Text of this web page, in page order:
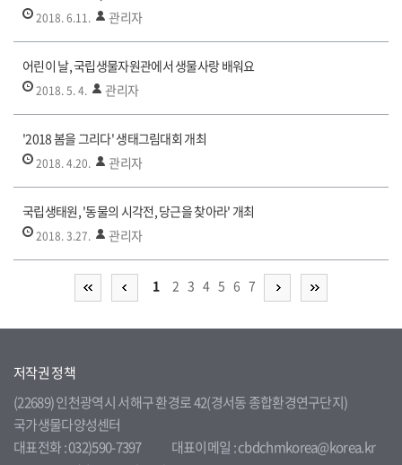
2018. 6.11. 관리자
어린이 날, 국립생물자원관에서 생물사랑 배워요
2018. 5. 4. 관리자
'2018 봄을 그리다' 생태그림대회 개최
2018. 4.20. 관리자
국립생태원, '동물의 시각전, 당근을 찾아라' 개최
2018. 3.27. 관리자
1 2 3 4 5 6 7
저작권 정책
(22689) 인천광역시 서해구 환경로 42(경서동 종합환경연구단지)
국가생물다양성센터
대표전화 : 032)590-7397
대표이메일 : cbdchmkorea@korea.kr